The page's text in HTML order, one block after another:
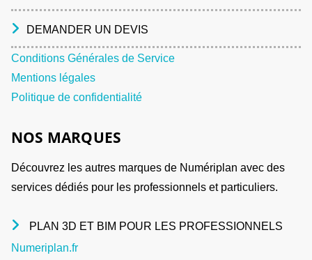
DEMANDER UN DEVIS
Conditions Générales de Service
Mentions légales
Politique de confidentialité
NOS MARQUES
Découvrez les autres marques de Numériplan avec des
services dédiés pour les professionnels et particuliers.
PLAN 3D ET BIM POUR LES PROFESSIONNELS
Numeriplan.fr